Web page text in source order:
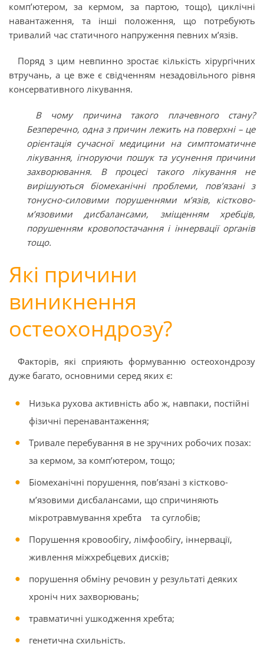
комп’ютером, за кермом, за партою, тощо), циклічні
навантаження, та інші положення, що потребують
тривалий час статичного напруження певних м’язів.
Поряд з цим невпинно зростає кількість хірургічних
втручань, а це вже є свідченням незадовільного рівня
консервативного лікування.
В чому причина такого плачевного стану?
Безперечно, одна з причин лежить на поверхні – це
орієнтація сучасної медицини на симптоматичне
лікування, ігноруючи пошук та усунення причини
захворювання. В процесі такого лікування не
вирішуються біомеханічні проблеми, пов’язані з
тонусно-силовими порушеннями м’язів, кістково-
м’язовими дисбалансами, зміщенням хребців,
порушенням кровопостачання і іннервації органів
тощо.
Які причини
виникнення
остеохондрозу?
Факторів, які сприяють формуванню остеохондрозу
дуже багато, основними серед яких є:
Низька рухова активність або ж, навпаки, постійні
фізичні перенавантаження;
Тривале перебування в не зручних робочих позах:
за кермом, за комп’ютером, тощо;
Біомеханічні порушення, пов’язані з кістково-
м’язовими дисбалансами, що спричиняють
мікротравмування хребта та суглобів;
Порушення кровообігу, лімфообігу, іннервації,
живлення міжхребцевих дисків;
порушення обміну речовин у результаті деяких
хроніч них захворювань;
травматичні ушкодження хребта;
генетична схильність.